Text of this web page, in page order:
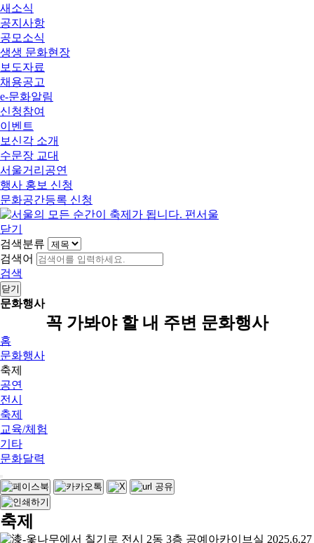
새소식
공지사항
공모소식
생생 문화현장
보도자료
채용공고
e-문화알림
신청참여
이벤트
보신각 소개
수문장 교대
서울거리공연
행사 홍보 신청
문화공간등록 신청
닫기
검색분류
검색어
검색
닫기
문화행사
꼭 가봐야 할 내 주변 문화행사
홈
문화행사
축제
공연
전시
축제
교육/체험
기타
문화달력
축제